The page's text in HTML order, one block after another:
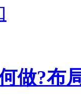
做?布